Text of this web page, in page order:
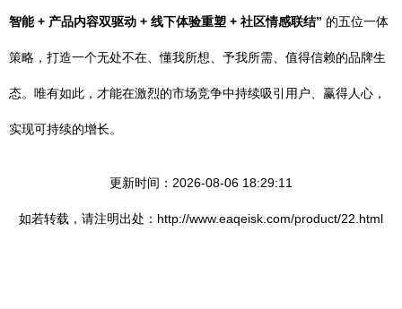
智能 + 产品内容双驱动 + 线下体验重塑 + 社区情感联结” 的五位一体
策略，打造一个无处不在、懂我所想、予我所需、值得信赖的品牌生
态。唯有如此，才能在激烈的市场竞争中持续吸引用户、赢得人心，
实现可持续的增长。
更新时间：2026-08-06 18:29:11
如若转载，请注明出处：http://www.eaqeisk.com/product/22.html